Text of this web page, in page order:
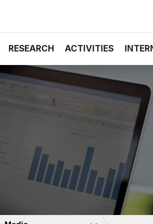
RESEARCH ACTIVITIES